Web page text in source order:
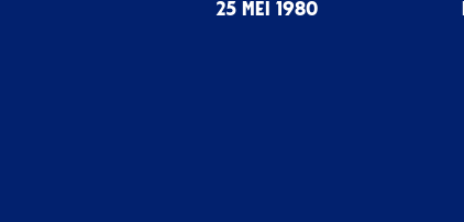
25 MEI 1980